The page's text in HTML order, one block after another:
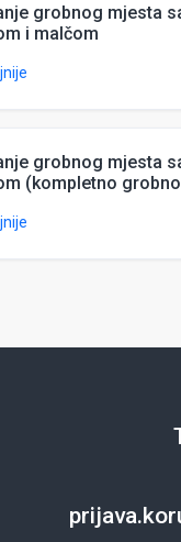
grobnog mjesta
i malčom
grobnog mjesta
(kompletno